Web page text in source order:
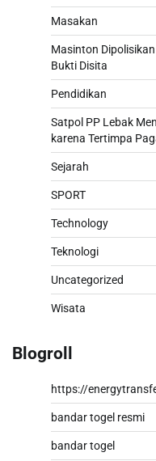
Masakan
Masinton
Bukti Disita
Pendidikan
Satpol PP Lebak
karena Tertimpa
Sejarah
SPORT
Technology
Teknologi
Uncategorized
Wisata
Blogroll
https://
bandar togel resmi
bandar togel